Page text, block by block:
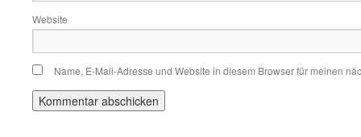
Website
Name, E-Mail-Adresse und Website in diesem Browser für meinen